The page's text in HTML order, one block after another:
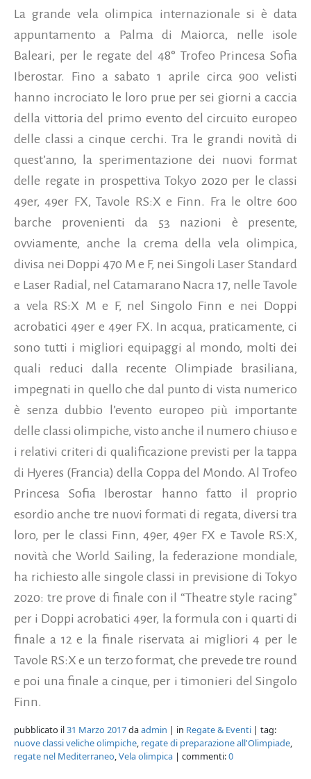
La grande vela olimpica internazionale si è data
appuntamento a Palma di Maiorca, nelle isole
Baleari, per le regate del 48° Trofeo Princesa Sofia
Iberostar. Fino a sabato 1 aprile circa 900 velisti
hanno incrociato le loro prue per sei giorni a caccia
della vittoria del primo evento del circuito europeo
delle classi a cinque cerchi. Tra le grandi novità di
quest’anno, la sperimentazione dei nuovi format
delle regate in prospettiva Tokyo 2020 per le classi
49er, 49er FX, Tavole RS:X e Finn. Fra le oltre 600
barche provenienti da 53 nazioni è presente,
ovviamente, anche la crema della vela olimpica,
divisa nei Doppi 470 M e F, nei Singoli Laser Standard
e Laser Radial, nel Catamarano Nacra 17, nelle Tavole
a vela RS:X M e F, nel Singolo Finn e nei Doppi
acrobatici 49er e 49er FX. In acqua, praticamente, ci
sono tutti i migliori equipaggi al mondo, molti dei
quali reduci dalla recente Olimpiade brasiliana,
impegnati in quello che dal punto di vista numerico
è senza dubbio l’evento europeo più importante
delle classi olimpiche, visto anche il numero chiuso e
i relativi criteri di qualificazione previsti per la tappa
di Hyeres (Francia) della Coppa del Mondo. Al Trofeo
Princesa Sofia Iberostar hanno fatto il proprio
esordio anche tre nuovi formati di regata, diversi tra
loro, per le classi Finn, 49er, 49er FX e Tavole RS:X,
novità che World Sailing, la federazione mondiale,
ha richiesto alle singole classi in previsione di Tokyo
2020: tre prove di finale con il “Theatre style racing”
per i Doppi acrobatici 49er, la formula con i quarti di
finale a 12 e la finale riservata ai migliori 4 per le
Tavole RS:X e un terzo format, che prevede tre round
e poi una finale a cinque, per i timonieri del Singolo
Finn.
pubblicato il31 Marzo 2017daadmin | in Regate & Eventi | tag:
nuove classi veliche olimpiche, regate di preparazione all'Olimpiade,
regate nel Mediterraneo,Vela olimpica | commenti:0